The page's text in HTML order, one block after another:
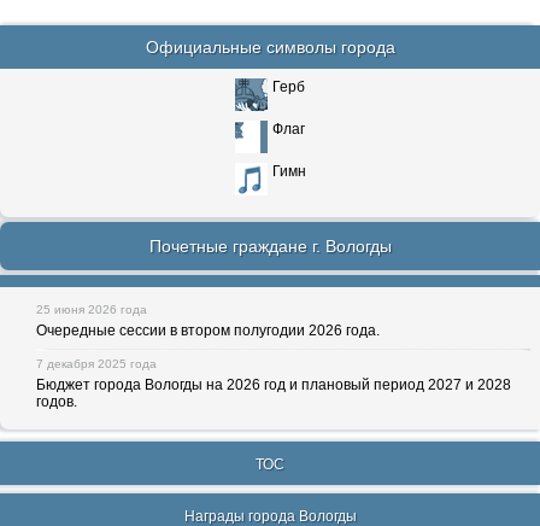
Официальные символы города
Герб
Флаг
Гимн
Почетные граждане г. Вологды
25 июня 2026 года
Очередные сессии в втором полугодии 2026 года.
7 декабря 2025 года
Бюджет города Вологды на 2026 год и плановый период 2027 и 2028
годов.
ТОС
Награды города Вологды